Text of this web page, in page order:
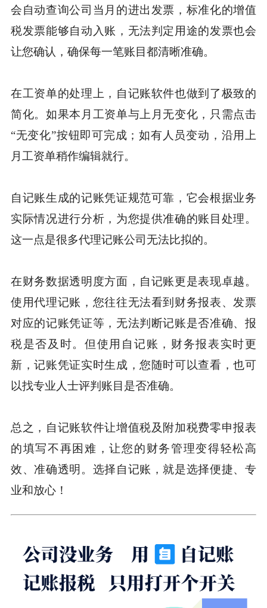
会自动查询公司当月的进出发票，标准化的增值
税发票能够自动入账，无法判定用途的发票也会
让您确认，确保每一笔账目都清晰准确。
在工资单的处理上，自记账软件也做到了极致的
简化。如果本月工资单与上月无变化，只需点击
“无变化”按钮即可完成；如有人员变动，沿用上
月工资单稍作编辑就行。
自记账生成的记账凭证规范可靠，它会根据业务
实际情况进行分析，为您提供准确的账目处理。
这一点是很多代理记账公司无法比拟的。
在财务数据透明度方面，自记账更是表现卓越。
使用代理记账，您往往无法看到财务报表、发票
对应的记账凭证等，无法判断记账是否准确、报
税是否及时。但使用自记账，财务报表实时更
新，记账凭证实时生成，您随时可以查看，也可
以找专业人士评判账目是否准确。
总之，自记账软件让增值税及附加税费零申报表
的填写不再困难，让您的财务管理变得轻松高
效、准确透明。选择自记账，就是选择便捷、专
业和放心！